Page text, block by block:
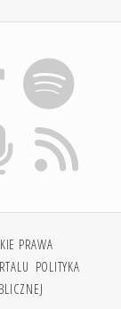
PRAWA
POLITYKA